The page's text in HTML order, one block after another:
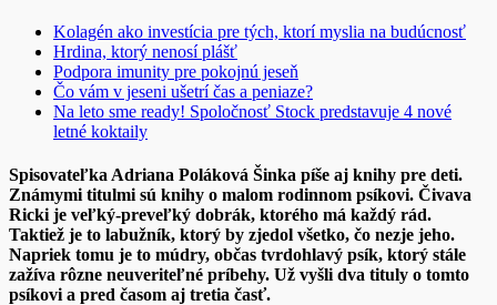
Kolagén ako investícia pre tých, ktorí myslia na budúcnosť
Hrdina, ktorý nenosí plášť
Podpora imunity pre pokojnú jeseň
Čo vám v jeseni ušetrí čas a peniaze?
Na leto sme ready! Spoločnosť Stock predstavuje 4 nové
letné koktaily
Spisovateľka Adriana Poláková Šinka píše aj knihy pre deti.
Známymi titulmi sú knihy o malom rodinnom psíkovi. Čivava
Ricki je veľký-preveľký dobrák, ktorého má každý rád.
Taktiež je to labužník, ktorý by zjedol všetko, čo nezje jeho.
Napriek tomu je to múdry, občas tvrdohlavý psík, ktorý stále
zažíva rôzne neuveriteľné príbehy. Už vyšli dva tituly o tomto
psíkovi a pred časom aj tretia časť.